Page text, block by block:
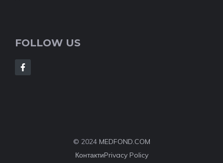
FOLLOW US
© 2024 MEDFOND.COM
КонтактиPrivacy Policy